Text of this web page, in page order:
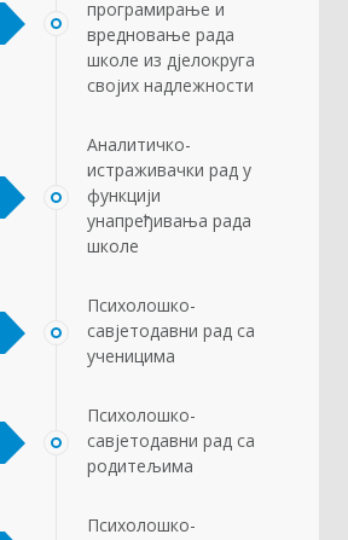
програмирање и
вредновање рада
школе из дјелокруга
својих надлежности
Аналитичко-
истраживачки рад у
функцији
унапређивања рада
школе
Психолошко-
савјетодавни рад са
ученицима
Психолошко-
савјетодавни рад са
родитељима
Психолошко-